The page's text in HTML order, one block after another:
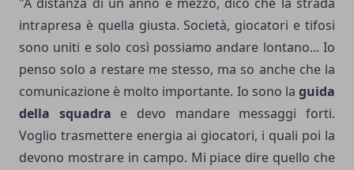
intrapresa è quella giusta. Società, giocatori e tifosi
sono uniti e solo così possiamo andare lontano... Io
penso solo a restare me stesso, ma so anche che la
comunicazione è molto importante. Io sono la guida
della squadra e devo mandare messaggi forti.
Voglio trasmettere energia ai giocatori, i quali poi la
devono mostrare in campo. Mi piace dire quello che